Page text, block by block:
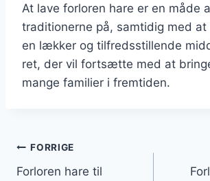
At lave forloren hare er en måde
traditionerne på, samtidig med at
en lækker og tilfredsstillende
ret, der vil fortsætte med at
mange familier i fremtiden.
Indlægsnavigation
FORRIGE
Forloren hare til